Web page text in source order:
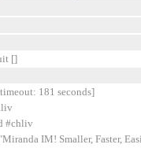
[]
181 seconds]
#chliv
IM! Smaller, Faster,